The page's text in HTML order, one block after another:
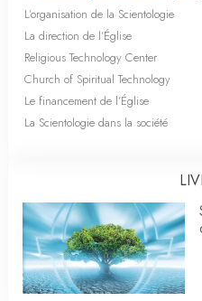
L’organisation de la Scientologie
La direction de l’Église
Religious Technology Center
Church of Spiritual Technology
Le financement de l’Église
La Scientologie dans la société